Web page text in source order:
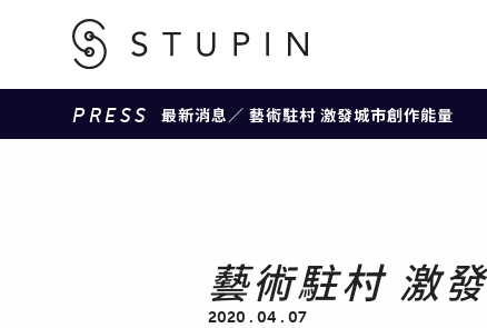
PRESS 最新消息／ 藝術駐村 激發城市創作能量
藝術駐村 激
2020 . 04 . 07